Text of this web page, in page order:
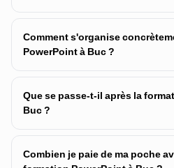
Comment s'organise
PowerPoint à Buc ?
Que se passe-t-il après la
Buc ?
Combien je paie de ma poche